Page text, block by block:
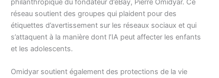
réseau soutient des groupes qui plaident pour des
étiquettes d’avertissement sur les réseaux sociaux et qui
s’attaquent à la manière dont l’IA peut affecter les enfants
et les adolescents.
Omidyar soutient également des protections de la vie